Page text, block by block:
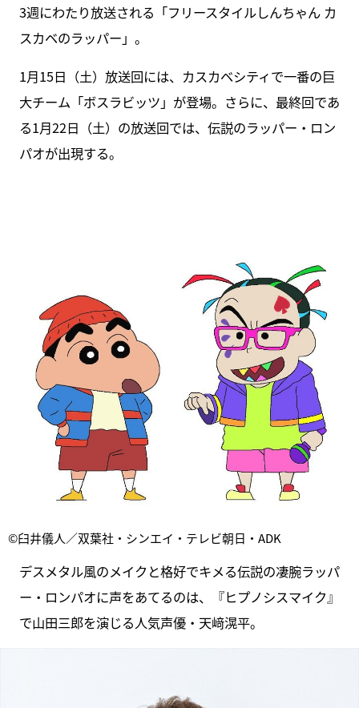
3週にわたり放送される「フリースタイルしんちゃん カ
スカベのラッパー」。
1月15日（土）放送回には、カスカベシティで一番の巨
大チーム「ボスラビッツ」が登場。さらに、最終回であ
る1月22日（土）の放送回では、伝説のラッパー・ロン
パオが出現する。
©臼井儀人／双葉社・シンエイ・テレビ朝日・ADK
デスメタル風のメイクと格好でキメる伝説の凄腕ラッパ
ー・ロンパオに声をあてるのは、『ヒプノシスマイク』
で山田三郎を演じる人気声優・天﨑滉平。